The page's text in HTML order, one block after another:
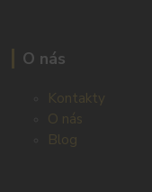
O nás
Kontakty
O nás
Blog